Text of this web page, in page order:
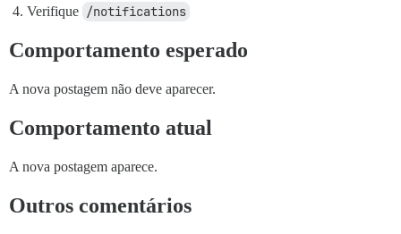
Verifique /notifications
Comportamento esperado
A nova postagem não deve aparecer.
Comportamento atual
A nova postagem aparece.
Outros comentários